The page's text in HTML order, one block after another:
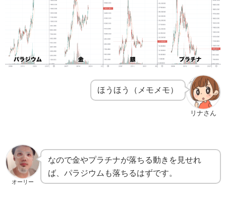
リナさん
ほうほう（メモメモ）
オーリー
なので金やプラチナが落ちる動きを見せれ
ば、パラジウムも落ちるはずです。